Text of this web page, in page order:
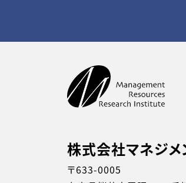
株式会社マネジメ
〒633-0005